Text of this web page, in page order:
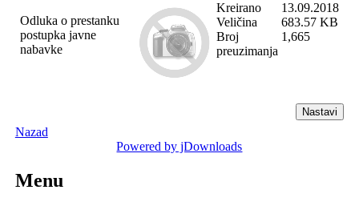
Odluka o prestanku
postupka javne
nabavke
Kreirano
Veličina
Broj
preuzimanja
13.09.2018
683.57 KB
1,665
Nazad
Powered by jDownloads
Menu